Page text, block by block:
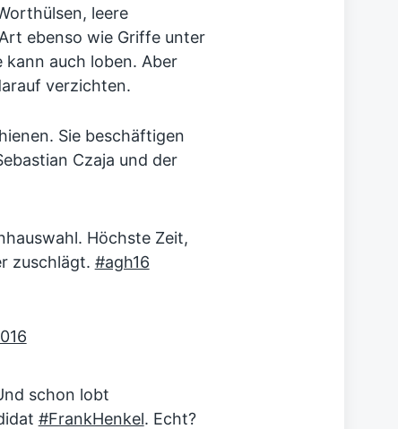
leere
ebenso wie Griffe unter
kann auch loben. Aber
verzichten.
Sie beschäftigen
Czaja und der
Höchste Zeit,
zuschlägt. #agh16
schon lobt
#FrankHenkel. Echt?